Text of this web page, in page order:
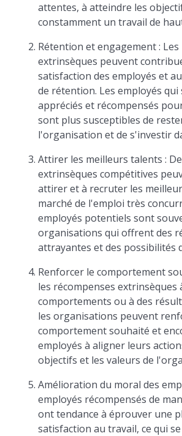
attentes, à atteindre les
constamment un travail de
Rétention et engagement :
extrinsèques peuvent
satisfaction des employés et
de rétention. Les employés
appréciés et récompensés
sont plus susceptibles de
l'organisation et de s'investir
Attirer les meilleurs talents :
extrinsèques compétitives
attirer et à recruter les
marché de l'emploi très
employés potentiels sont
organisations qui offrent des
attrayantes et des possibilités
Renforcer le comportement
les récompenses extrinsèques
comportements ou à des
les organisations peuvent
comportement souhaité et
employés à aligner leurs
objectifs et les valeurs de
Amélioration du moral des
employés récompensés de
ont tendance à éprouver une
satisfaction au travail, ce qui